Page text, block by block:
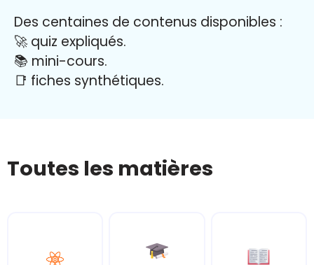
Des centaines de contenus disponibles :
🚀 quiz expliqués.
📚 mini-cours.
📑 fiches synthétiques.
Toutes les matières